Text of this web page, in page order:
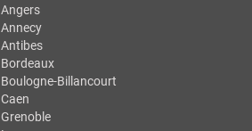
Angers
Annecy
Antibes
Bordeaux
Boulogne-Billancourt
Caen
Grenoble